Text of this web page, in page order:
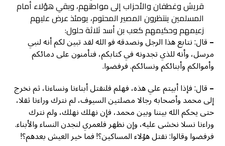
قريش وغطفان والأحزاب إلى مواطنهم، وبقي هؤلاء أمام
المسلمين ينتظرون المصير المحتوم، يومئذ عرض عليهم
زعيمهم وحكيمهم كعب بن أسد ثلاثة حلول:
–قال: نتابع هذا الرجل ونصدقه فو الله لقد تبين لكم أنه لنبي
مرسل، وأنه للذي تجدونه في كتابكم، فتأمنون على دمائكم
وأموالكم وأبنائكم ونسائكم. فرفضوا.
–قال: فإذا أبيتم علي هذه، فهلم فلنقتل أبناءنا ونساءنا، ثم نخرج
إلى محمد وأصحابه رجالا مصلتين السيوف، لم نترك وراءنا ثقلا،
حتى يحكم الله بيننا وبين محمد، فإن نهلك نهلك، ولم نترك
وراءنا نسلا نخشى عليه، وإن نظهر فلعمري لنجدن النساء والأبناء.
فرفضوا وقالوا: نقتل هؤلاء المساكين؟! فما خير العيش بعدهم؟!